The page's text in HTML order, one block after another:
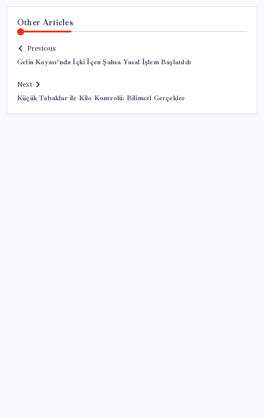
Other Articles
Previous
Gelin Kayası’nda İçki İçen Şahsa Yasal İşlem Başlatıldı
Next
Küçük Tabaklar ile Kilo Kontrolü: Bilimsel Gerçekler